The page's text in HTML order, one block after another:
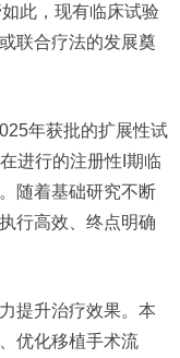
此，现有临床试验
联合疗法的发展奠
年获批的扩展性试
进行的注册性I期临
随着基础研究不断
行高效、终点明确
提升治疗效果。本
优化移植手术流